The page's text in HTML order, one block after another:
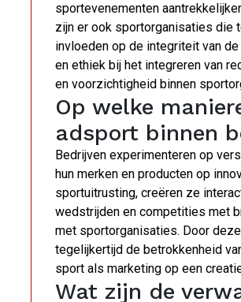
sportevenementen
zijn er ook sportorganisaties die
invloeden op de integriteit van
en ethiek bij het integreren van
en voorzichtigheid binnen
Op welke
adsport binnen
Bedrijven experimenteren op
hun merken en producten op
sportuitrusting, creëren ze
wedstrijden en competities met
met sportorganisaties. Door
tegelijkertijd de betrokkenheid
sport als marketing op een
Wat zijn de